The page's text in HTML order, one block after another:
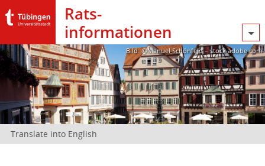
Rats­
informationen
Bild: @Manuel Schönfeld – stock.adobe.com
Translate into English